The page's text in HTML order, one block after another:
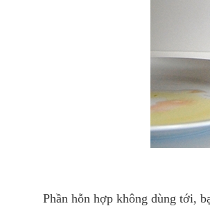
Phần hỗn hợp không dùng tới,